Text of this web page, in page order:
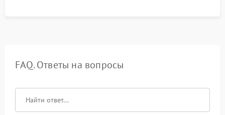
FAQ. Ответы на вопросы